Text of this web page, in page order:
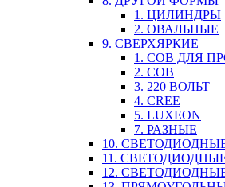
1. ЦИЛИНДРЫ
2. ОВАЛЬНЫЕ
9. СВЕРХЯРКИЕ
1. COB ДЛЯ
2. COB
3. 220 ВОЛЬТ
4. CREE
5. LUXEON
7. РАЗНЫЕ
10.
11.
12.